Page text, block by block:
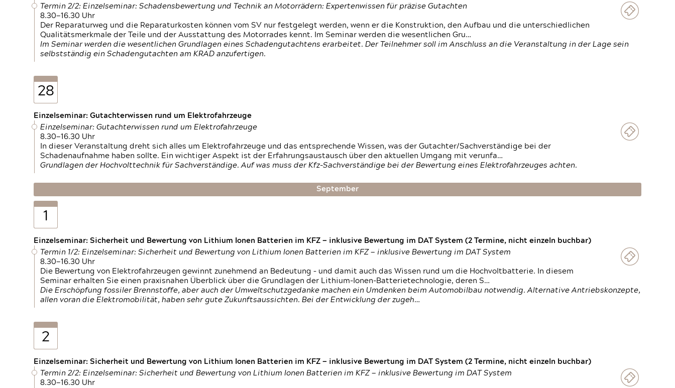
Termin 2/2: Einzelseminar: Schadensbewertung und Technik an Motorrädern: Expertenwissen für präzise Gutachten
8.30—16.30 Uhr
Der Reparaturweg und die Reparaturkosten können vom SV nur festgelegt werden, wenn er die Konstruktion, den Aufbau und die unterschiedlichen
Qualitätsmerkmale der Teile und der Ausstattung des Motorrades kennt. Im Seminar werden die wesentlichen Gru…
Im Seminar werden die wesentlichen Grundlagen eines Schadengutachtens erarbeitet. Der Teilnehmer soll im Anschluss an die Veranstaltung in der Lage sein
selbstständig ein Schadengutachten am KRAD anzufertigen.
28
Einzelseminar: Gutachterwissen rund um Elektrofahrzeuge
Einzelseminar: Gutachterwissen rund um Elektrofahrzeuge
8.30—16.30 Uhr
In dieser Veranstaltung dreht sich alles um Elektrofahrzeuge und das entsprechende Wissen, was der Gutachter/Sachverständige bei der
Schadenaufnahme haben sollte. Ein wichtiger Aspekt ist der Erfahrungsaustausch über den aktuellen Umgang mit verunfa…
Grundlagen der Hochvolttechnik für Sachverständige. Auf was muss der Kfz-Sachverständige bei der Bewertung eines Elektrofahrzeuges achten.
September
1
Einzelseminar: Sicherheit und Bewertung von Lithium Ionen Batterien im KFZ — inklusive Bewertung im DAT System (2 Termine, nicht einzeln buchbar)
Termin 1/2: Einzelseminar: Sicherheit und Bewertung von Lithium Ionen Batterien im KFZ — inklusive Bewertung im DAT System
8.30—16.30 Uhr
Die Bewertung von Elektrofahrzeugen gewinnt zunehmend an Bedeutung – und damit auch das Wissen rund um die Hochvoltbatterie. In diesem
Seminar erhalten Sie einen praxisnahen Überblick über die Grundlagen der Lithium-Ionen-Batterietechnologie, deren S…
Die Erschöpfung fossiler Brennstoffe, aber auch der Umweltschutzgedanke machen ein Umdenken beim Automobilbau notwendig. Alternative Antriebskonzepte,
allen voran die Elektromobilität, haben sehr gute Zukunftsaussichten. Bei der Entwicklung der zugeh…
2
Einzelseminar: Sicherheit und Bewertung von Lithium Ionen Batterien im KFZ — inklusive Bewertung im DAT System (2 Termine, nicht einzeln buchbar)
Termin 2/2: Einzelseminar: Sicherheit und Bewertung von Lithium Ionen Batterien im KFZ — inklusive Bewertung im DAT System
8.30—16.30 Uhr